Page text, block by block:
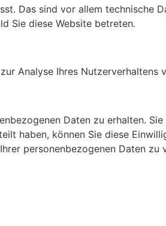
Das sind vor allem technische
Sie diese Website betreten.
Analyse Ihres Nutzerverhaltens
Daten zu erhalten.
haben, können Sie diese
personenbezogenen Daten zu